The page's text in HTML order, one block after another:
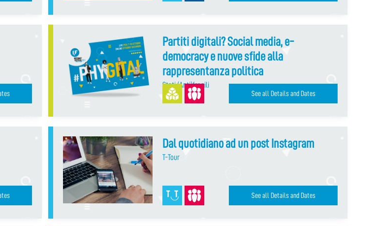
Partiti digitali? Social media, e-
democracy e nuove sfide alla
rappresentanza politica
Stati (Anti)fragili
See all Details and Dates
Dal quotidiano ad un post Instagram
T-Tour
See all Details and Dates